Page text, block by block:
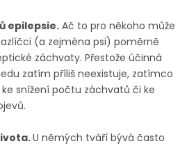
epilepsie. Ač to pro někoho může
(a zejména psi) poměrně
záchvaty. Přestože účinná
zatím příliš neexistuje, zatímco
ke snížení počtu záchvatů či ke
U němých tváří bývá často